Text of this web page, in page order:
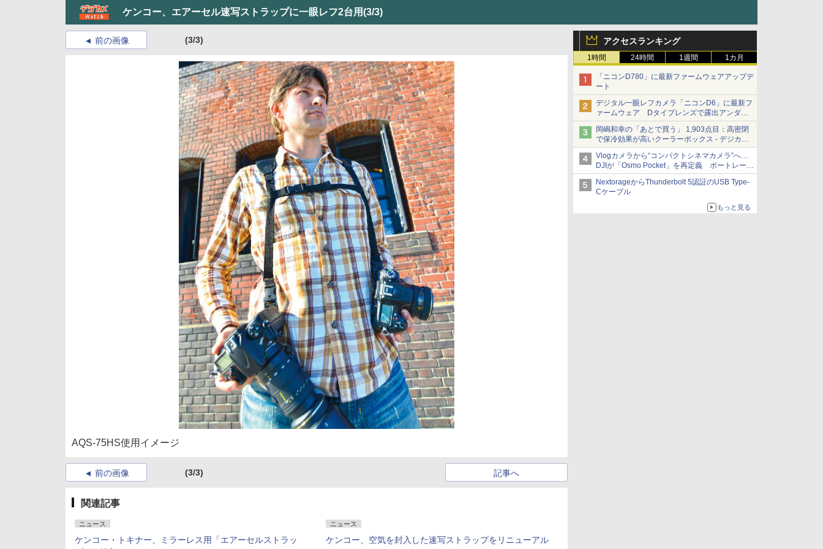
ケンコー、エアーセル速写ストラップに一眼レフ2台用(3/3)
アクセスランキング
1時間 24時間 1週間 1カ月
「ニコンD780」に最新ファームウェアアップデ
ート
デジタル一眼レフカメラ「ニコンD6」に最新フ
ァームウェア Dタイプレンズで露出アンダー
になる現象の修正など
岡嶋和幸の「あとで買う」 1,903点目：高密閉
で保冷効果が高いクーラーボックス - デジカメ
Watch
Vlogカメラから“コンパクトシネマカメラ”へ…
DJIが「Osmo Pocket」を再定義 ポートレート
重視の映像設計に
NextorageからThunderbolt 5認証のUSB Type-
Cケーブル
もっと見る
前の画像 (3/3)
AQS-75HS使用イメージ
前の画像 (3/3) 記事へ
関連記事
ニュース
ケンコー・トキナー、ミラーレス用「エアーセルストラッ
ニュース
ケンコー、空気を封入した速写ストラップをリニューアル